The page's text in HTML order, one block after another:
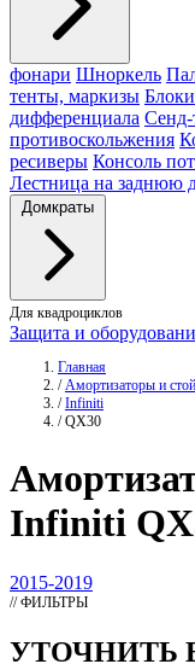
фонари Шноркель
тенты, маркизы
дифференциала Сенд-
противоскольжения
ресиверы Консоль
Лестница на заднюю
Домкраты
Для квадроциклов
Защита и
Главная
/ Амортизаторы и
/ Infiniti
/ QX30
Infiniti
2015-2019
// ФИЛЬТРЫ
УТОЧНИТЬ